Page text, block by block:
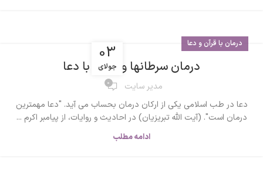
03
جولای
درمان با قرآن و دعا
درمان سرطانها و ورمها با دعا
مدیر سایت 0
دعا در طب اسلامی یکی از ارکان درمان بحساب می آید. "دعا مهمترین
درمان است". (آیت الله تبریزیان) در احادیث و روایات، از پیامبر اکرم ...
ادامه مطلب